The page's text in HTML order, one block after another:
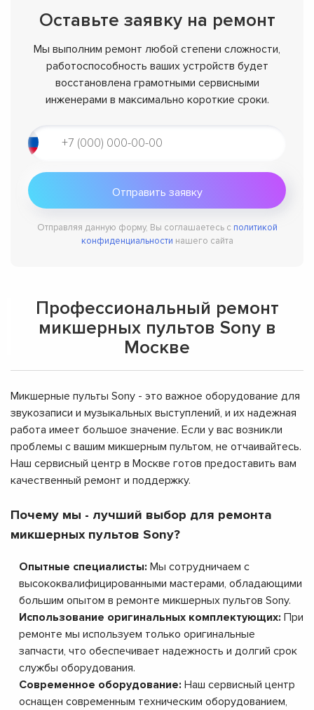
Оставьте заявку на ремонт
Мы выполним ремонт любой степени сложности,
работоспособность ваших устройств будет
восстановлена грамотными сервисными
инженерами в максимально короткие сроки.
Отправляя данную форму, Вы соглашаетесь с политикой
конфиденциальности нашего сайта
Профессиональный ремонт
микшерных пультов Sony в
Москве
Микшерные пульты Sony - это важное оборудование для
звукозаписи и музыкальных выступлений, и их надежная
работа имеет большое значение. Если у вас возникли
проблемы с вашим микшерным пультом, не отчаивайтесь.
Наш сервисный центр в Москве готов предоставить вам
качественный ремонт и поддержку.
Почему мы - лучший выбор для ремонта
микшерных пультов Sony?
Опытные специалисты: Мы сотрудничаем с
высококвалифицированными мастерами, обладающими
большим опытом в ремонте микшерных пультов Sony.
Использование оригинальных комплектующих: При
ремонте мы используем только оригинальные
запчасти, что обеспечивает надежность и долгий срок
службы оборудования.
Современное оборудование: Наш сервисный центр
оснащен современным техническим оборудованием,